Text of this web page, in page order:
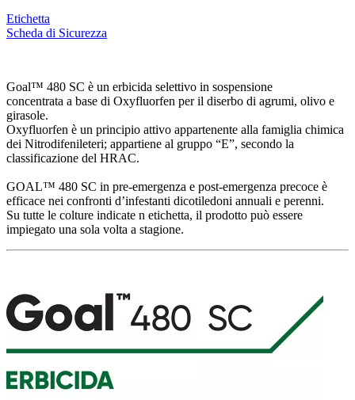
Etichetta
Scheda di Sicurezza
Goal™ 480 SC è un erbicida selettivo in sospensione
concentrata a base di Oxyfluorfen per il diserbo di agrumi, olivo e
girasole.
Oxyfluorfen è un principio attivo appartenente alla famiglia chimica
dei Nitrodifenileteri; appartiene al gruppo “E”, secondo la
classificazione del HRAC.
GOAL™ 480 SC in pre-emergenza e post-emergenza precoce è
efficace nei confronti d’infestanti dicotiledoni annuali e perenni.
Su tutte le colture indicate n etichetta, il prodotto può essere
impiegato una sola volta a stagione.